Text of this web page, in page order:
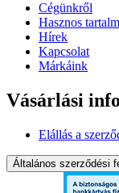
Cégünkről
Hasznos
Hírek
Kapcsolat
Márkáink
Vásárlási
Elállás a
Általános szerződési